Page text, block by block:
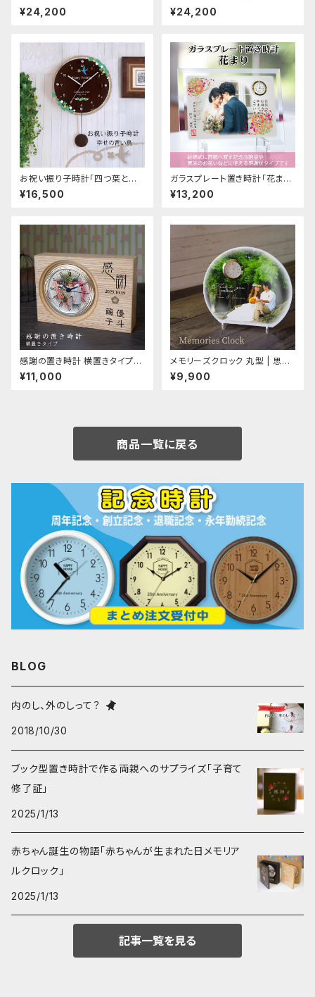
チ壁掛け電波時計）｜オーダー
メイド写真時計 愛車、ベストショ
¥24,200
壁掛け時計」電波時計 開業祝
い 開院祝い 開店祝い
¥24,200
お祝い振り子時計「四つ葉と青
い鳥 」お名前 メッセージ入 パー
ソナルギフト オーダーメイド
¥16,500
ガラスプレート置き時計「花ま
り」 写真印刷 子育て感謝状 結
婚式 記念品贈呈 結婚祝い
¥13,200
感謝の置き時計 横置きタイプ
子育て感謝状 写真時計
¥11,000
メモリーズクロック 丸型 | 思い
出写真時計| 結婚式記念品贈呈
両親プレゼント
¥9,900
商品一覧に戻る
BLOG
内のし、外のしって？
2018/10/30
ブック型置き時計で作る両親へのサプライズ「子育て
修了証」
2025/1/13
赤ちゃん誕生の物語「赤ちゃんが生まれた日メモリア
ルクロック」
2025/1/13
記事一覧を見る